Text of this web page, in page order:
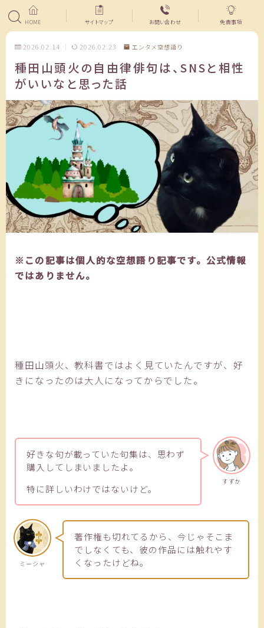
HOME サイトマップ お問い合わせ 免責事項
2026.02.14 2026.02.23 エンタメ空想語り
種田山頭火の自由律俳句は、SNSと相性
がいいなと思った話
※この記事は個人的な空想語り記事です。公式情報
ではありません。
種田山頭火、教科書ではよく見ていたんですが、好
きになったのは大人になってからでした。
すずか
好きな句が載っていた句集は、思わず
購入してしまいましたよ。
特に詳しいわけではないけど。
ミーシャ
著作権も切れてるから、今じゃそこま
でしなくても、彼の作品には触れやす
くなったけどね。